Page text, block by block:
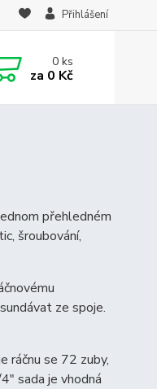
Přihlášení
0ks
za 0 Kč
přehledném
šroubování,
ze spoje.
ráčnu se 72 zuby,
sada je vhodná